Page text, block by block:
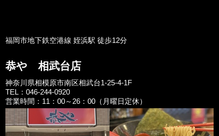
福岡市地下鉄空港線 姪浜駅 徒歩12分
恭や 相武台店
神奈川県相模原市南区相武台1-25-4-1F
TEL：046-244-0920
営業時間：11：00～26：00（月曜日定休）